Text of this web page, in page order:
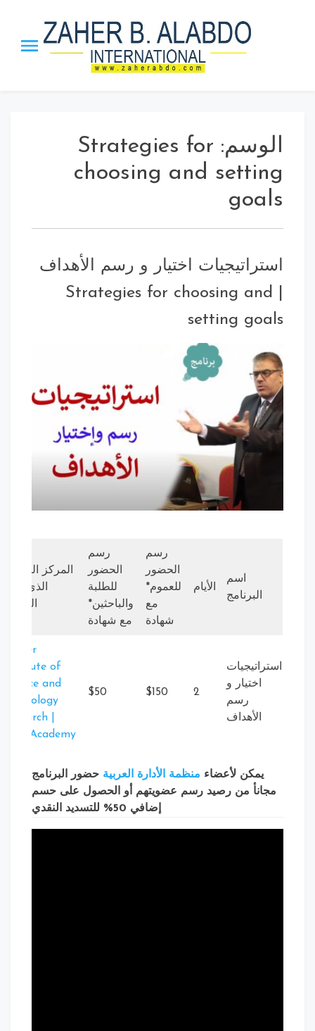
”Leadership_21” Approach and
ISS strategy.
الوسم: Strategies for
choosing and setting
goals
استراتيجيات اختيار و رسم الأهداف
| Strategies for choosing and
setting goals
اسم
البرنامج
الأيام
رسم
الحضور
للعموم*
مع
شهادة
رسم
الحضور
للطلبة
والباحثين*
مع شهادة
المركز التدريبي
الذي يقدم
الشهادة
استراتيجيات
اختيار و
رسم
الأهداف
2
$150
$50
Higher
Institute of
Science and
Technology
Research |
NNCAcademy
يمكن لأعضاء منظمة الأدارة العربية حضور البرنامج
مجانأ من رصيد رسم عضويتهم أو الحصول على حسم
إضافي 50% للتسديد النقدي